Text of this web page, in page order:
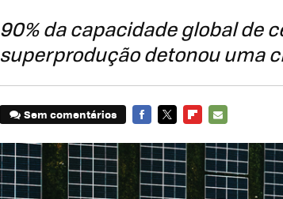
90% da capacidade global de
superprodução detonou uma
Sem comentários
MAIL